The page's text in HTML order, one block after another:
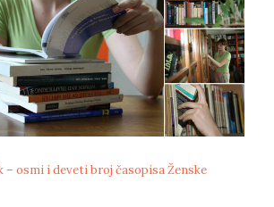
– osmi i deveti broj časopisa Ženske